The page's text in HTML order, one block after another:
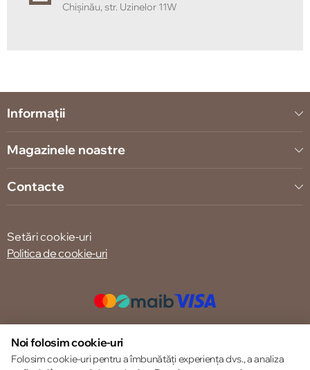
Chișinău, str. Uzinelor 11W
Informații
Magazinele noastre
Contacte
Setări cookie-uri
Politica de cookie-uri
© 2013 – 2026 ECOM
Noi folosim cookie-uri
Folosim cookie-uri pentru a îmbunătăți experiența dvs., a analiza